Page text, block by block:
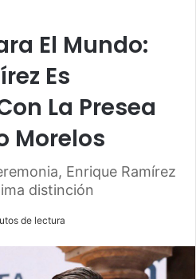
El Mundo:
Es
La Presea
Morelos
Enrique Ramírez
distinción
de lectura